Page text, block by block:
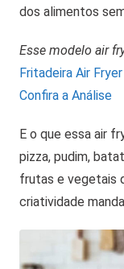
dos alimentos
Esse modelo air
Fritadeira Air
Confira a Análise
E o que essa air
pizza, pudim,
frutas e vegetais
criatividade